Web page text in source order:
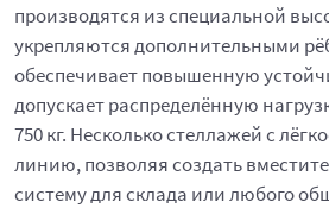
производятся из специальной
укрепляются дополнительными
обеспечивает повышенную
допускает распределённую
750 кг. Несколько стеллажей с
линию, позволяя создать
систему для склада или любого